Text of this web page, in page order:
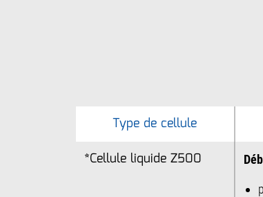
Type de cellule
*Cellule liquide Z500
Type de cellule
*Cellule liquide Z500